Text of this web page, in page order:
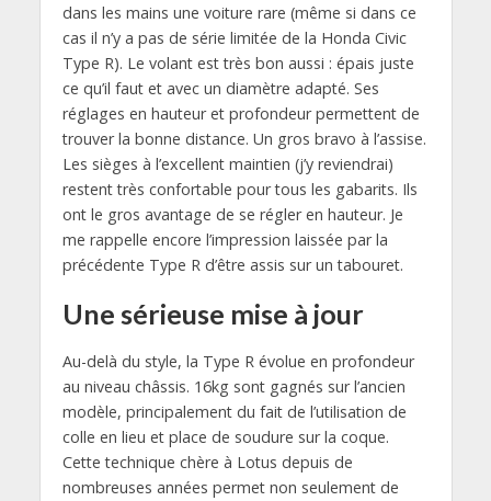
dans les mains une voiture rare (même si dans ce
cas il n’y a pas de série limitée de la Honda Civic
Type R). Le volant est très bon aussi : épais juste
ce qu’il faut et avec un diamètre adapté. Ses
réglages en hauteur et profondeur permettent de
trouver la bonne distance. Un gros bravo à l’assise.
Les sièges à l’excellent maintien (j’y reviendrai)
restent très confortable pour tous les gabarits. Ils
ont le gros avantage de se régler en hauteur. Je
me rappelle encore l’impression laissée par la
précédente Type R d’être assis sur un tabouret.
Une sérieuse mise à jour
Au-delà du style, la Type R évolue en profondeur
au niveau châssis. 16kg sont gagnés sur l’ancien
modèle, principalement du fait de l’utilisation de
colle en lieu et place de soudure sur la coque.
Cette technique chère à Lotus depuis de
nombreuses années permet non seulement de